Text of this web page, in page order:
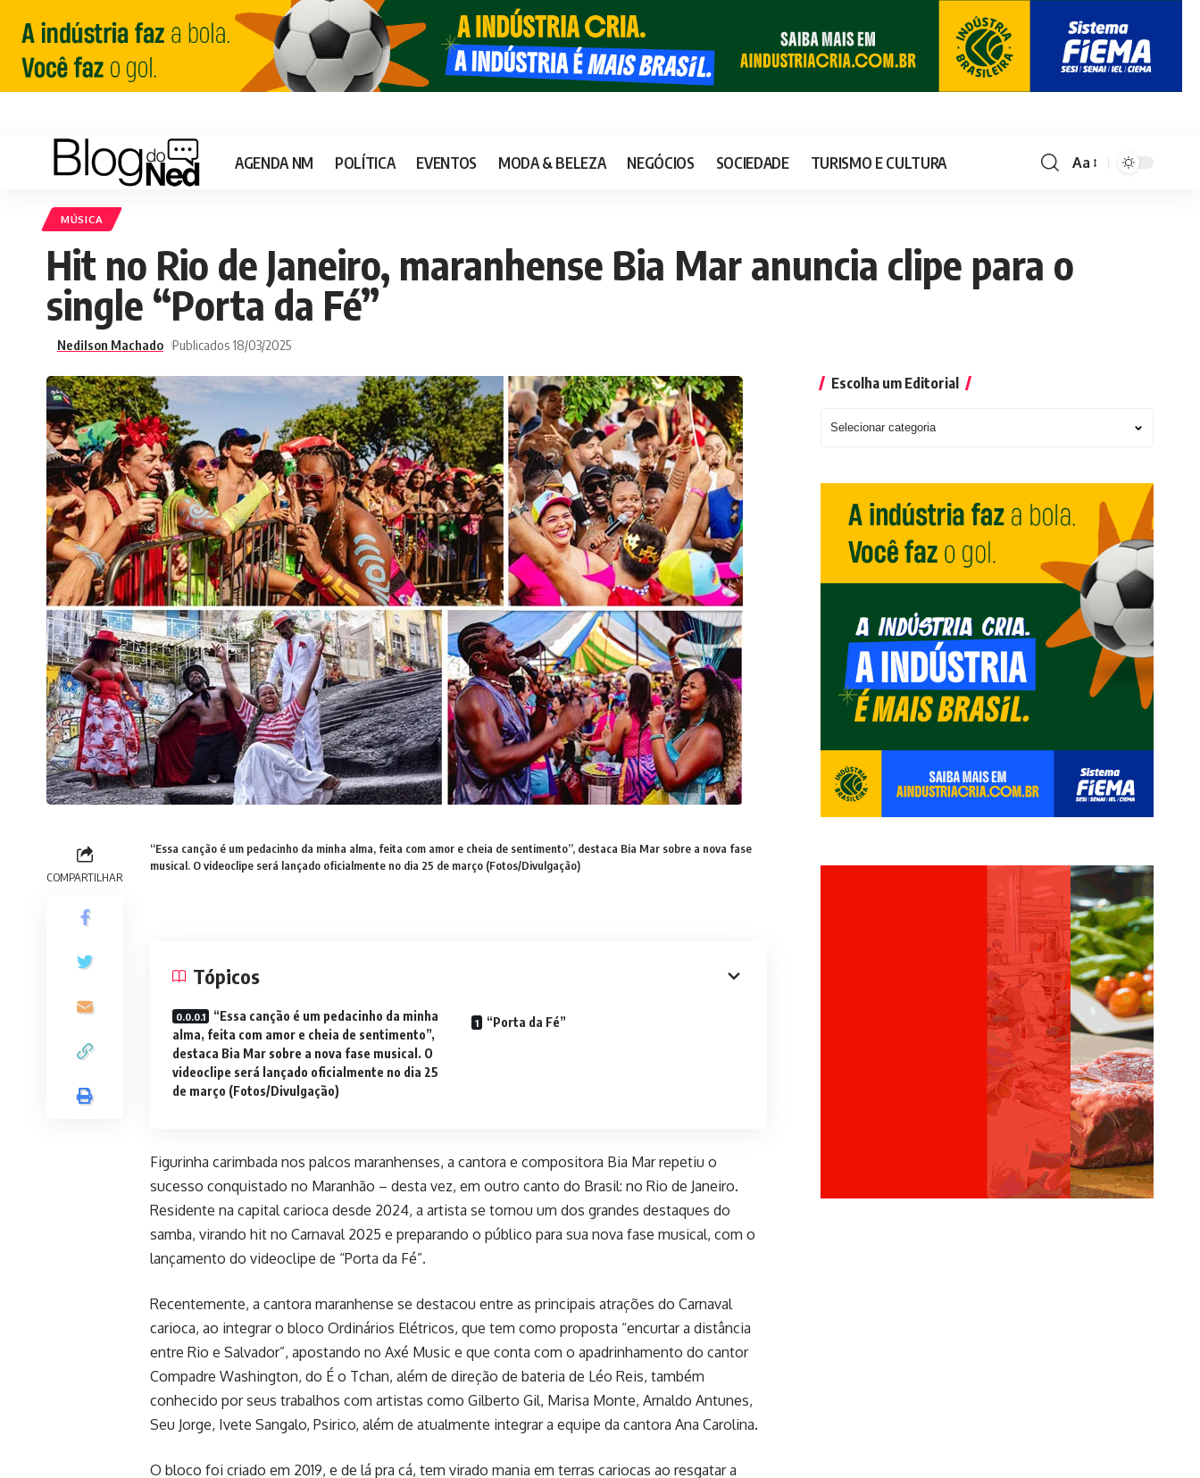
AGENDA NM POLÍTICA EVENTOS MODA & BELEZA NEGÓCIOS SOCIEDADE TURISMO E CULTURA Aa
MÚSICA
Hit no Rio de Janeiro, maranhense Bia Mar anuncia clipe para o
single “Porta da Fé”
Nedilson Machado Publicados 18/03/2025
COMPARTILHAR
“Essa canção é um pedacinho da minha alma, feita com amor e cheia de sentimento”, destaca Bia Mar sobre a nova fase
musical. O videoclipe será lançado oficialmente no dia 25 de março (Fotos/Divulgação)
Tópicos
“Essa canção é um pedacinho da minha
alma, feita com amor e cheia de sentimento”,
destaca Bia Mar sobre a nova fase musical. O
videoclipe será lançado oficialmente no dia 25
de março (Fotos/Divulgação)
“Porta da Fé”
Figurinha carimbada nos palcos maranhenses, a cantora e compositora Bia Mar repetiu o
sucesso conquistado no Maranhão – desta vez, em outro canto do Brasil: no Rio de Janeiro.
Residente na capital carioca desde 2024, a artista se tornou um dos grandes destaques do
samba, virando hit no Carnaval 2025 e preparando o público para sua nova fase musical, com o
lançamento do videoclipe de “Porta da Fé”.
Recentemente, a cantora maranhense se destacou entre as principais atrações do Carnaval
carioca, ao integrar o bloco Ordinários Elétricos, que tem como proposta “encurtar a distância
entre Rio e Salvador”, apostando no Axé Music e que conta com o apadrinhamento do cantor
Compadre Washington, do É o Tchan, além de direção de bateria de Léo Reis, também
conhecido por seus trabalhos com artistas como Gilberto Gil, Marisa Monte, Arnaldo Antunes,
Seu Jorge, Ivete Sangalo, Psirico, além de atualmente integrar a equipe da cantora Ana Carolina.
O bloco foi criado em 2019, e de lá pra cá, tem virado mania em terras cariocas ao resgatar a
Escolha um Editorial
Escolha